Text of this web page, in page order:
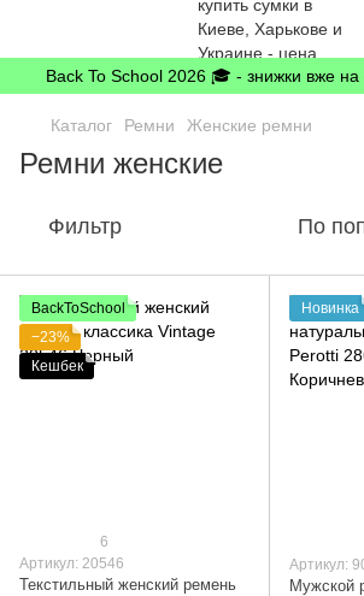
Back To School 2026 🎓 - знижки вже на
Каталог Ремни Женские ремни
Ремни женские
Фильтр По
BackToSchool
−23%
Кешбек
6
Артикул: 20546
Текстильный женский ремень
Новинка
Артикул:
Мужской